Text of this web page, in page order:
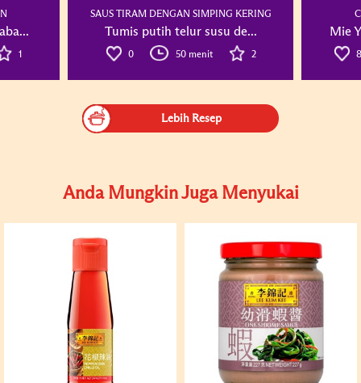
1
SAUS TIRAM DENGAN SIMPING KERING
Tumis putih telur susu de...
0 50 menit 2
Mie
Lebih Resep
Anda Mungkin Juga Menyukai